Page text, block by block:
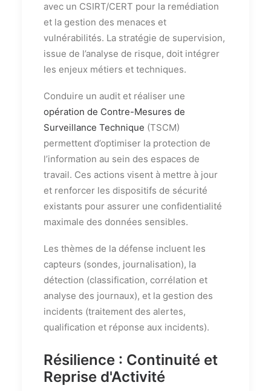
avec un CSIRT/CERT pour la remédiation
et la gestion des menaces et
vulnérabilités. La stratégie de supervision,
issue de l’analyse de risque, doit intégrer
les enjeux métiers et techniques.
Conduire un audit et réaliser une
opération de Contre-Mesures de
Surveillance Technique (TSCM)
permettent d’optimiser la protection de
l’information au sein des espaces de
travail. Ces actions visent à mettre à jour
et renforcer les dispositifs de sécurité
existants pour assurer une confidentialité
maximale des données sensibles.
Les thèmes de la défense incluent les
capteurs (sondes, journalisation), la
détection (classification, corrélation et
analyse des journaux), et la gestion des
incidents (traitement des alertes,
qualification et réponse aux incidents).
Résilience : Continuité et
Reprise d'Activité